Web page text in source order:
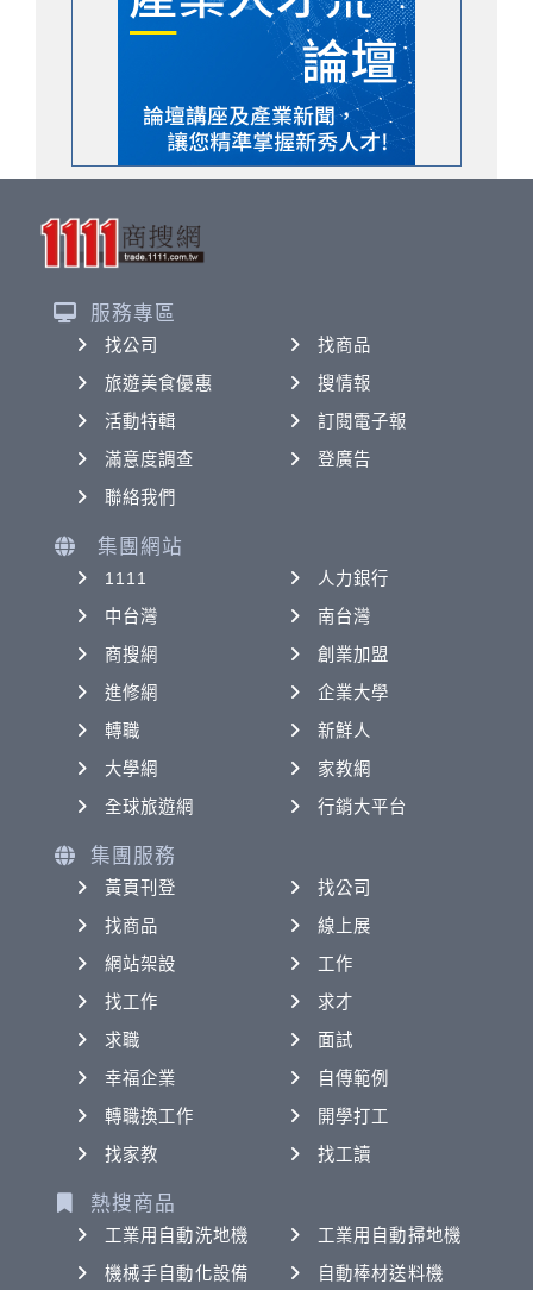
服務專區
找公司
找商品
旅遊美食優惠
搜情報
活動特輯
訂閱電子報
滿意度調查
登廣告
聯絡我們
集團網站
1111
人力銀行
中台灣
南台灣
商搜網
創業加盟
進修網
企業大學
轉職
新鮮人
大學網
家教網
全球旅遊網
行銷大平台
集團服務
黃頁刊登
找公司
找商品
線上展
網站架設
工作
找工作
求才
求職
面試
幸福企業
自傳範例
轉職換工作
開學打工
找家教
找工讀
熱搜商品
工業用自動洗地機
工業用自動掃地機
機械手自動化設備
自動棒材送料機